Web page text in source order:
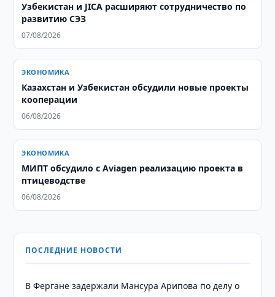
Узбекистан и JICA расширяют сотрудничество по
развитию СЭЗ
07/08/2026
ЭКОНОМИКА
Казахстан и Узбекистан обсудили новые проекты
кооперации
06/08/2026
ЭКОНОМИКА
МИПТ обсудило с Aviagen реализацию проекта в
птицеводстве
06/08/2026
ПОСЛЕДНИЕ НОВОСТИ
В Фергане задержали Мансура Арипова по делу о